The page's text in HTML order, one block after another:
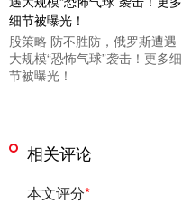
股策略 防不胜防，俄罗斯遭遇
大规模“恐怖气球”袭击！更多细
节被曝光！
相关评论
本文评分*